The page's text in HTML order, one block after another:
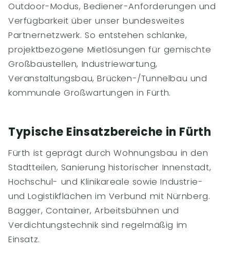
Outdoor-Modus, Bediener-Anforderungen und
Verfügbarkeit über unser bundesweites
Partnernetzwerk. So entstehen schlanke,
projektbezogene Mietlösungen für gemischte
Großbaustellen, Industriewartung,
Veranstaltungsbau, Brücken-/Tunnelbau und
kommunale Großwartungen in Fürth.
Typische Einsatzbereiche in Fürth
Fürth ist geprägt durch Wohnungsbau in den
Stadtteilen, Sanierung historischer Innenstadt,
Hochschul- und Klinikareale sowie Industrie-
und Logistikflächen im Verbund mit Nürnberg.
Bagger, Container, Arbeitsbühnen und
Verdichtungstechnik sind regelmäßig im
Einsatz.